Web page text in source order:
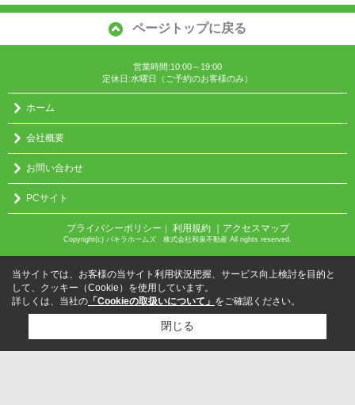
ページトップに戻る
営業時間:10:00～19:00
定休日:水曜日（ご予約のお客様のみ）
ホーム
会社概要
お問い合わせ
PCサイト
プライバシーポリシー 利用規約 ｜アクセスマップ
Copyright(c) パキラホームズ 株式会社和泉不動産 All rights reserved.
当サイトでは、お客様の当サイト利用状況把握、サービス向上検討を目的と
して、クッキー（Cookie）を使用しています。
詳しくは、当社の 「Cookieの取扱いについて」 をご確認ください。
閉じる